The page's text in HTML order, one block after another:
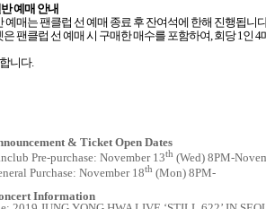
예매 안내
예매는 팬클럽 선 예매 종료 후 잔여석에 한해 진행됩니
은 팬클럽 선 예매 시 구매한 매수를 포함하여 회당1 인 4
니다.
& Ticket Open Dates
Pre-purchase: November 13th (Wed) 8PM-
Purchase: November 18th (Mon) 8PM-
Information